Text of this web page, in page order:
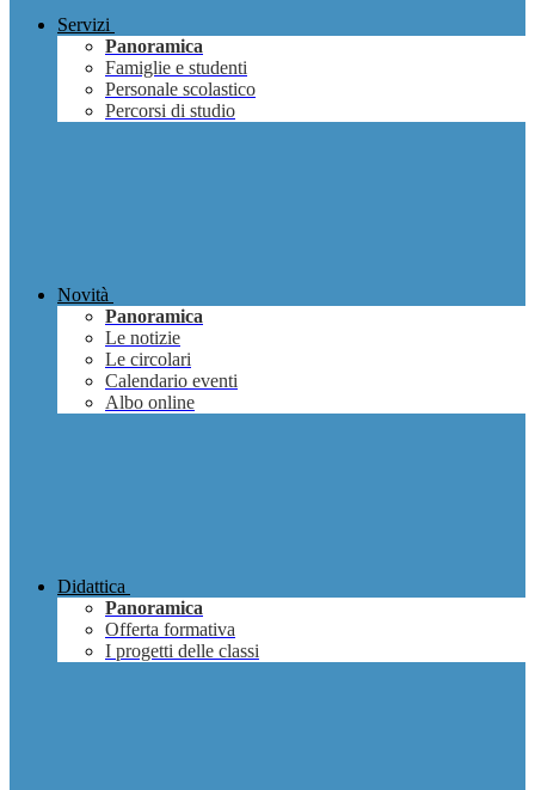
Servizi
Panoramica
Famiglie e studenti
Personale scolastico
Percorsi di studio
Novità
Panoramica
Le notizie
Le circolari
Calendario eventi
Albo online
Didattica
Panoramica
Offerta formativa
I progetti delle classi